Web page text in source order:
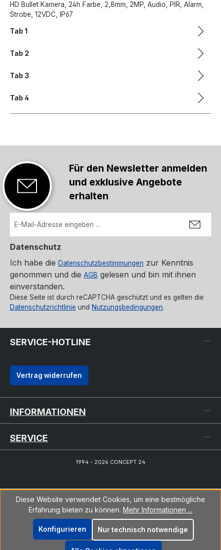
HD Bullet Kamera, 24h Farbe, 2,8mm, 2MP, Audio, PIR, Alarm,
Strobe, 12VDC, IP67
Tab 1
Tab 2
Tab 3
Tab 4
Für den Newsletter anmelden
und exklusive Angebote
erhalten
Datenschutz
Ich habe die Datenschutzbestimmungen zur Kenntnis
genommen und die AGB gelesen und bin mit ihnen
einverstanden.
Diese Seite ist durch reCAPTCHA geschützt und es gelten die
Datenschutzrichtlinie und Nutzungsbedingungen.
SERVICE-HOTLINE
Vertrag widerrufen
INFORMATIONEN
SERVICE
1994 - 2026 CONCEPT 24
Diese Website verwendet Cookies, um eine bestmögliche
Erfahrung bieten zu können. Mehr Informationen ...
Nur technisch notwendige
Konfigurieren